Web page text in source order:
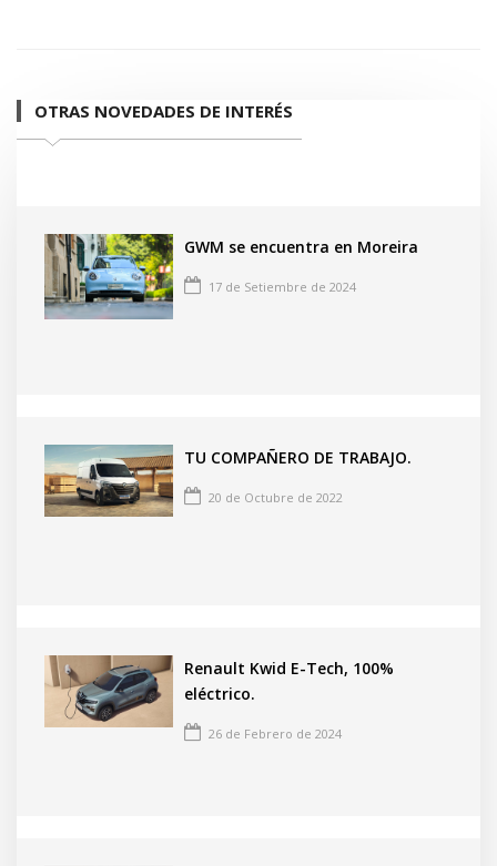
OTRAS NOVEDADES DE INTERÉS
GWM se encuentra en Moreira
17 de Setiembre de 2024
TU COMPAÑERO DE TRABAJO.
20 de Octubre de 2022
Renault Kwid E-Tech, 100%
eléctrico.
26 de Febrero de 2024